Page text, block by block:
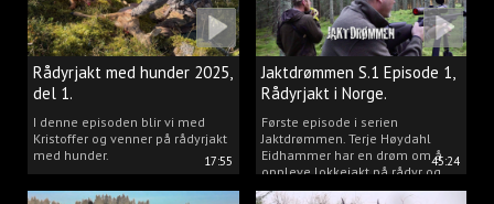
17:55
Rådyrjakt med hunder 2025,
del 1.
I denne episoden blir vi med
Kristoffer og venner på rådyrjakt
med hunder.
45:24
Jaktdrømmen S.1 Episode 1,
Rådyrjakt i Norge.
Første episode i serien
Jaktdrømmen. Terje Høydahl
Eidhammer har en drøm om å
oppleve lokkejakt på rådyr og
målet vårt er å gjøre den